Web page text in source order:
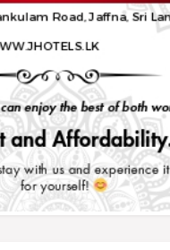
Trending
ஒன்றிணையவும் - சஜித் கோரிக்கை